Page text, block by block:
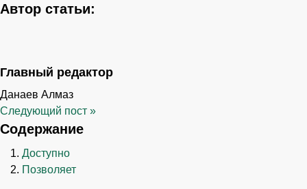
Автор статьи:
Главный редактор
Данаев Алмаз
Следующий пост »
Содержание
Доступно
Позволяет